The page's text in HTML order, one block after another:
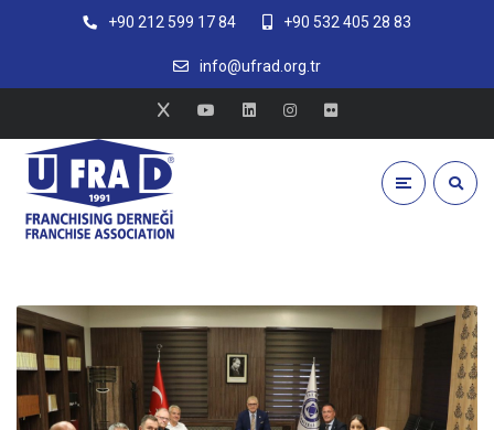
+90 212 599 17 84 +90 532 405 28 83
info@ufrad.org.tr